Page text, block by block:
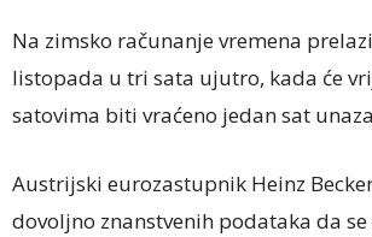
Na zimsko računanje vremena
listopada u tri sata ujutro, kada će
satovima biti vraćeno jedan sat
Austrijski eurozastupnik Heinz
dovoljno znanstvenih podataka da